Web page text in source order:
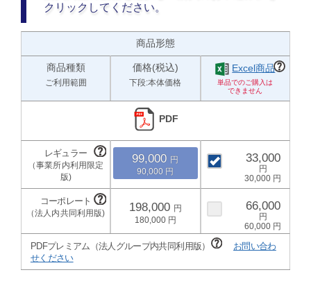
クリックしてください。
商品形態
商品種類
ご利用範囲
価格(税込)
下段:本体価格
Excel商品
PDF
99,000
90,000
33,000
30,000
198,000
180,000
66,000
60,000
PDFプレミアム（法人グループ内共同利用版）
お問い合わ
せください